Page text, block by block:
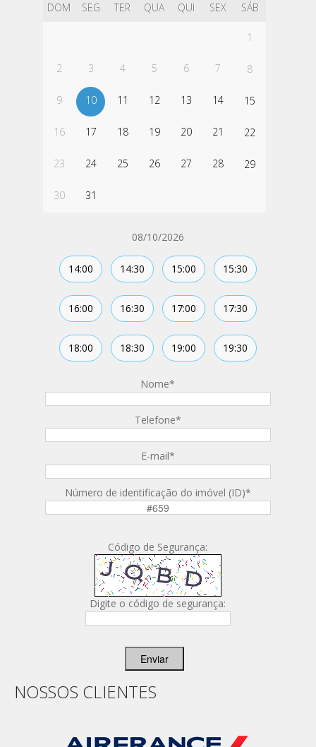
DOM SEG TER QUA QUI SEX SÁB
1
2 3 4 5 6 7 8
9 10 11 12 13 14 15
16 17 18 19 20 21 22
23 24 25 26 27 28 29
30 31
08/10/2026
14:00 14:30 15:00 15:30
16:00 16:30 17:00 17:30
18:00 18:30 19:00 19:30
Nome*
Telefone*
E-mail*
Número de identificação do imóvel (ID)*
Código de Segurança:
Digite o código de segurança:
Enviar
NOSSOS CLIENTES